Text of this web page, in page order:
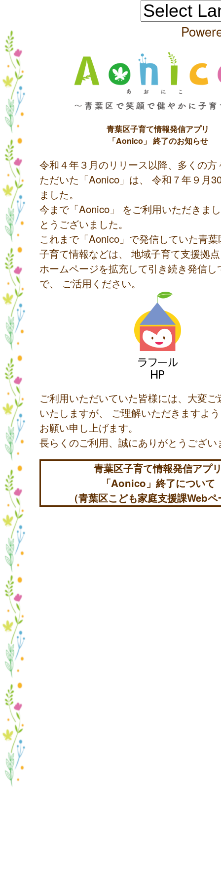
青葉区子育て情報発信アプリ
「Aonico」 終了のお知らせ
令和４年３月のリリース以降、多くの方
ただいた「Aonico」は、 令和７年９月
ました。
今まで「Aonico」 をご利用いただきま
とうございました。
これまで「Aonico」で発信していた青
子育て情報などは、 地域子育て支援拠
ホームページを拡充して引き続き発信し
で、 ご活用ください。
ご利用いただいていた皆様には、大変
いたしますが、 ご理解いただきますよ
お願い申し上げます。
長らくのご利用、誠にありがとうござい
青葉区子育て情報発信アプ
「Aonico」終了について
（青葉区こども家庭支援課Web